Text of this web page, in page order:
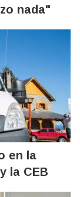
nada"
en la
la CEB